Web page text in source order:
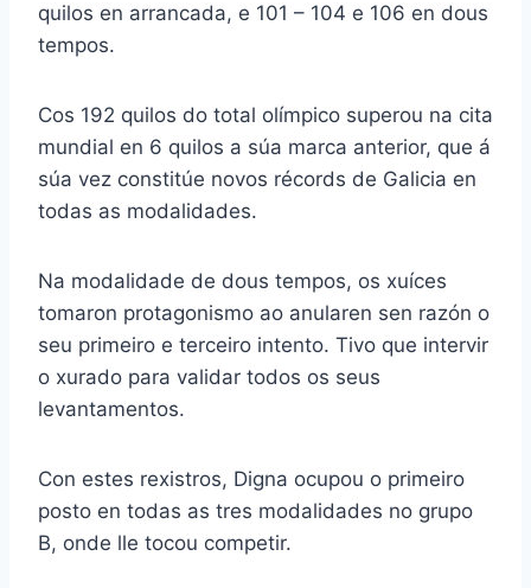
quilos en arrancada, e 101 – 104 e 106 en dous
tempos.
Cos 192 quilos do total olímpico superou na cita
mundial en 6 quilos a súa marca anterior, que á
súa vez constitúe novos récords de Galicia en
todas as modalidades.
Na modalidade de dous tempos, os xuíces
tomaron protagonismo ao anularen sen razón o
seu primeiro e terceiro intento. Tivo que intervir
o xurado para validar todos os seus
levantamentos.
Con estes rexistros, Digna ocupou o primeiro
posto en todas as tres modalidades no grupo
B, onde lle tocou competir.